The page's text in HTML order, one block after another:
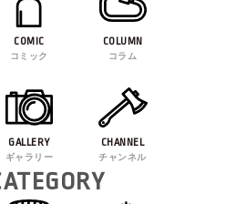
COMIC
コミック
COLUMN
コラム
GALLERY
ギャラリー
CHANNEL
チャンネル